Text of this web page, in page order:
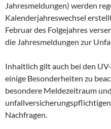
Jahresmeldungen) werden
Kalenderjahreswechsel
Februar des Folgejahres
die Jahresmeldungen zur
Inhaltlich gilt auch bei den
einige Besonderheiten zu
besondere Meldezeitraum
Nachfragen.